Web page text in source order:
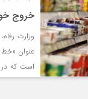
خروج
عنوان «خط
میوه کاهش